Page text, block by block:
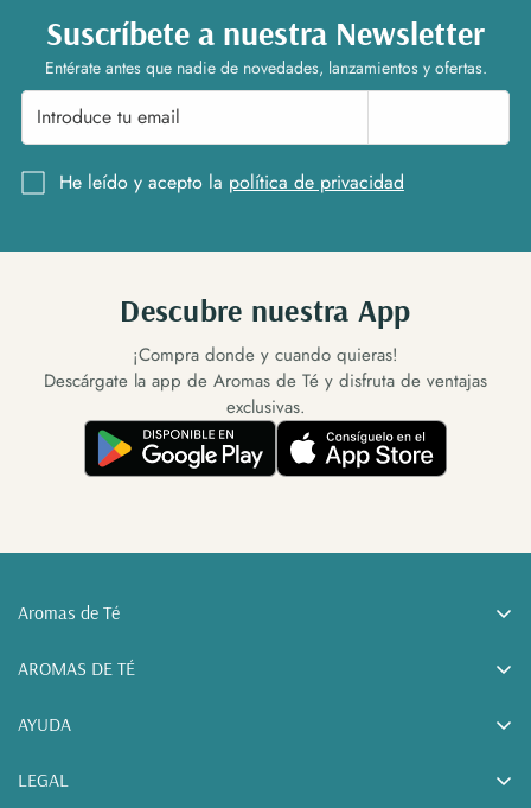
Suscríbete a nuestra Newsletter
Entérate antes que nadie de novedades, lanzamientos y ofertas.
He leído y acepto la política de privacidad
Descubre nuestra App
¡Compra donde y cuando quieras!
Descárgate la app de Aromas de Té y disfruta de ventajas
exclusivas.
Aromas de Té
accesorios para el té, desde Sonseca (Toledo).
AROMAS DE TÉ
Sobre nosotros
Club Aromas · Programa de puntos
AYUDA
Políticas de envío
LEGAL